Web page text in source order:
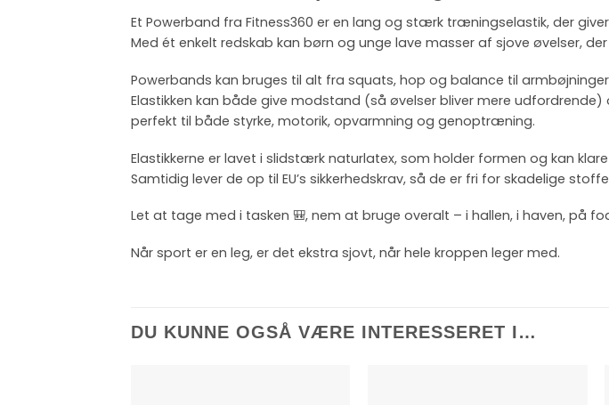
Et Powerband fra Fitness360 er en lang og stærk træningselastik, der
Med ét enkelt redskab kan børn og unge lave masser af sjove øvelser,
Powerbands kan bruges til alt fra squats, hop og balance til
Elastikken kan både give modstand (så øvelser bliver mere
perfekt til både styrke, motorik, opvarmning og genoptræning.
Elastikkerne er lavet i slidstærk naturlatex, som holder formen og kan
Samtidig lever de op til EU’s sikkerhedskrav, så de er fri for skadelige
Let at tage med i tasken 🎒, nem at bruge overalt – i hallen, i haven, på
Når sport er en leg, er det ekstra sjovt, når hele kroppen leger med.
DU KUNNE OGSÅ VÆRE INTERESSERET I…